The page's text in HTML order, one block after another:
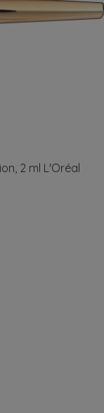
2 ml L'Oréal